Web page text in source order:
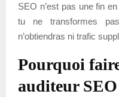
SEO n’est pas une fin
tu ne transformes
n’obtiendras ni trafic
Pourquoi
auditeur